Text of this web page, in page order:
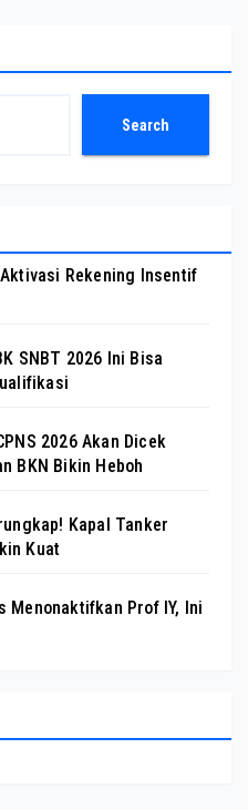
Search
Rekening Insentif
SNBT 2026 Ini Bisa
2026 Akan Dicek
BKN Bikin Heboh
Kapal Tanker
Kuat
Menonaktifkan Prof IY, Ini